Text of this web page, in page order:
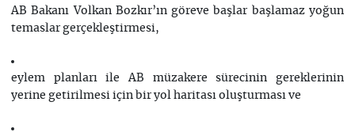
AB Bakanı Volkan Bozkır’ın göreve başlar başlamaz yoğun
temaslar gerçekleştirmesi,
eylem planları ile AB müzakere sürecinin gereklerinin
yerine getirilmesi için bir yol haritası oluşturması ve